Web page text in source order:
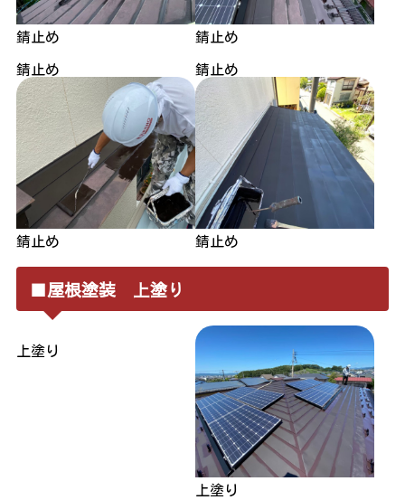
錆止め 錆止め
錆止め 錆止め
錆止め 錆止め
■屋根塗装 上塗り
上塗り
上塗り